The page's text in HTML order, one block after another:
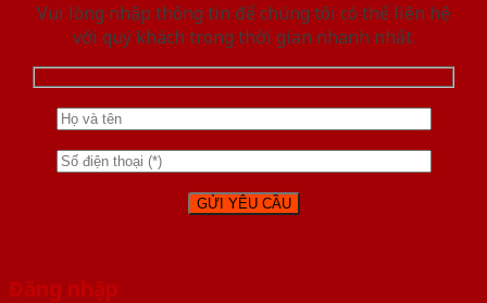
Vui lòng nhập thông tin để chúng tôi có thể liên hệ
với quý khách trong thời gian nhanh nhất.
Đăng nhập